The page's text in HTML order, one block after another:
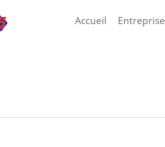
Accueil Entreprise